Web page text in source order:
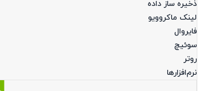
ذخیره ساز داده
لینک ماکروویو
فایروال
سوئیچ
روتر
نرم‌افزارها